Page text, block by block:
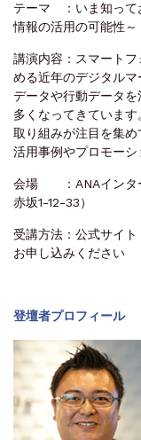
テーマ ：いま知って
情報の活用の可能性～
講演内容：スマート
める近年のデジタル
データや行動データ
多くなってきていま
取り組みが注目を集
活用事例やプロモーシ
会場 ：ANAインタ
赤坂1-12-33）
受講方法：公式サイト
お申し込みください
登壇者プロフィール